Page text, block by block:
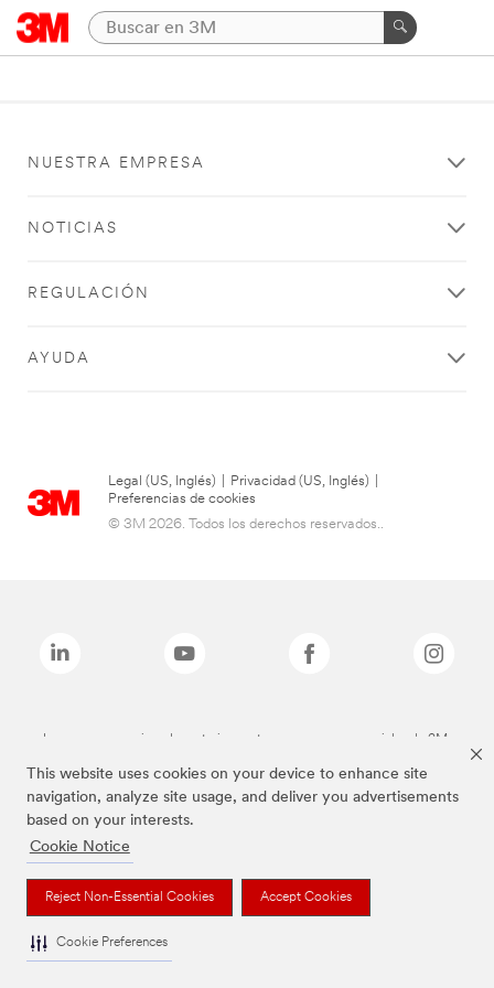
This website uses cookies on your device to enhance site
navigation, analyze site usage, and deliver you advertisements
based on your interests.
Cookie Notice
Reject Non-Essential Cookies Accept Cookies
Cookie Preferences
NUESTRA EMPRESA
NOTICIAS
REGULACIÓN
AYUDA
Legal (US, Inglés) Privacidad (US, Inglés)
Preferencias de cookies
© 3M 2026. Todos los derechos reservados..
Las marcas mencionadas anteriormente son marcas comerciales de 3M.